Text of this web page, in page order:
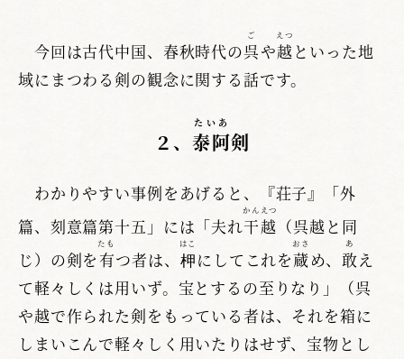
今回は古代中国、春秋時代の呉
ご
や越
えつ
といった地
域にまつわる剣の観念に関する話です。
２、泰阿
たいあ
剣
わかりやすい事例をあげると、『荘子』「外
篇、刻意篇第十五」には「夫れ干越
かんえつ
（呉越と同
じ）の剣を有
たも
つ者は、 柙
はこ
にしてこれを蔵
おさ
め、 敢
あ
え
て軽々しくは用いず。宝とするの至りなり」（呉
や越で作られた剣をもっている者は、それを箱に
しまいこんで軽々しく用いたりはせず、宝物とし